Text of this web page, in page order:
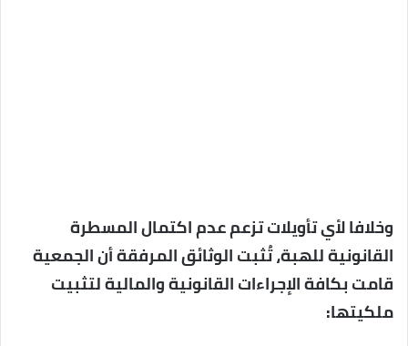
وخلافا لأي تأويلات تزعم عدم اكتمال المسطرة
القانونية للهبة، تُثبت الوثائق المرفقة أن الجمعية
قامت بكافة الإجراءات القانونية والمالية لتثبيت
ملكيتها: